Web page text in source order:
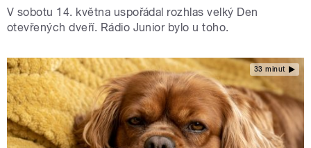
V sobotu 14. května uspořádal rozhlas velký Den
otevřených dveří. Rádio Junior bylo u toho.
33 minut